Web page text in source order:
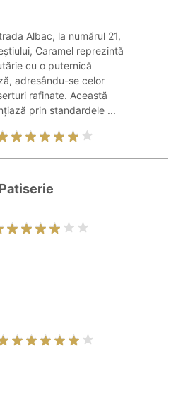
Albac, la numărul 21,
Caramel reprezintă
cu o puternică
adresându-se celor
rafinate. Această
prin standardele ...